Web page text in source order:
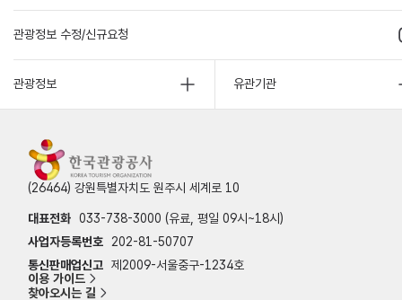
관광정보 수정/신규요청
관광정보 유관기관
(26464) 강원특별자치도 원주시 세계로 10
대표전화 033-738-3000 (유료, 평일 09시~18시)
사업자등록번호
202-81-50707
통신판매업신고 제2009-서울중구-1234호
이용 가이드
찾아오시는 길